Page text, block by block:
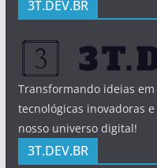
3T.DEV.BR
Transformando ideias
tecnológicas inovadoras
nosso universo digital!
3T.DEV.BR